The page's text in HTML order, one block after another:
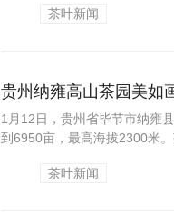
茶叶新闻
贵州纳雍高山茶园美如
1月12日，贵州省毕节市纳雍
到6950亩，最高海拔2300米
茶叶新闻